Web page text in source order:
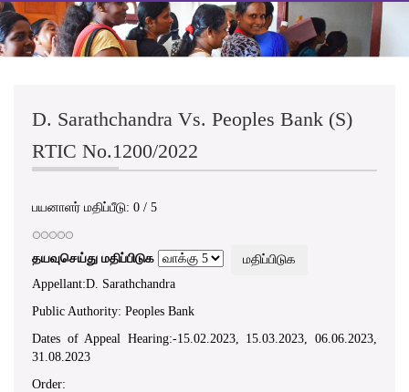
D. Sarathchandra Vs. Peoples Bank (S)
RTIC No.1200/2022
பயனாளர் மதிப்பீடு: 0 / 5
தயவுசெய்து மதிப்பிடுக
Appellant:D. Sarathchandra
Public Authority: Peoples Bank
Dates of Appeal Hearing:-15.02.2023, 15.03.2023, 06.06.2023,
31.08.2023
Order: